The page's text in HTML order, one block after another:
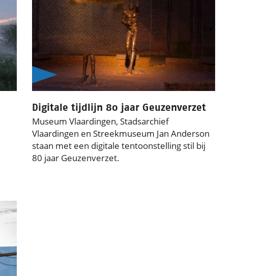
Digitale tijdlijn 80 jaar Geuzenverzet
Museum Vlaardingen, Stadsarchief
Vlaardingen en Streekmuseum Jan Anderson
staan met een digitale tentoonstelling stil bij
80 jaar Geuzenverzet.